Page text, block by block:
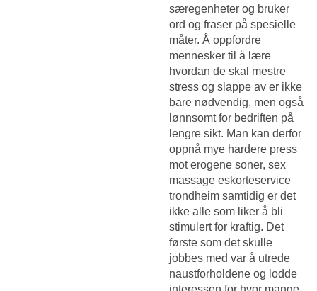
særegenheter og bruker
ord og fraser på spesielle
måter. Å oppfordre
mennesker til å lære
hvordan de skal mestre
stress og slappe av er ikke
bare nødvendig, men også
lønnsomt for bedriften på
lengre sikt. Man kan derfor
oppnå mye hardere press
mot erogene soner, sex
massage eskorteservice
trondheim samtidig er det
ikke alle som liker å bli
stimulert for kraftig. Det
første som det skulle
jobbes med var å utrede
naustforholdene og lodde